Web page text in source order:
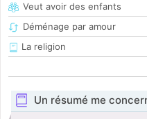
Veut avoir des enfants
Déménage par amour
La religion
Un résumé me